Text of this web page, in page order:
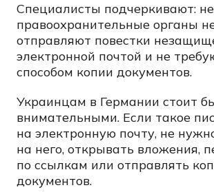
Специалисты подчеркивают:
правоохранительные органы
отправляют повестки
электронной почтой и не
способом копии документов.
Украинцам в Германии стоит
внимательными. Если такое
на электронную почту, не
на него, открывать вложения,
по ссылкам или отправлять
документов.